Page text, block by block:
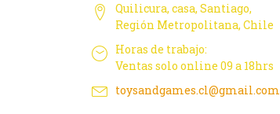
Quilicura, casa, Santiago,
Región Metropolitana, Chile
Horas de trabajo:
Ventas solo online 09 a 18hrs
toysandgames.cl@gmail.com